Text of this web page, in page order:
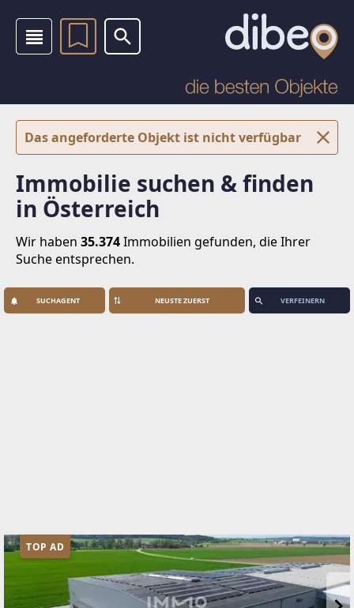
Das angeforderte Objekt ist nicht verfügbar
Immobilie suchen & finden
in Österreich
Wir haben 35.374Immobilien gefunden, die Ihrer
Suche entsprechen.
SUCHAGENT VERFEINERN
TOP AD